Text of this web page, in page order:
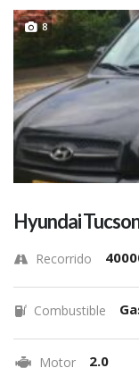
8
Hyundai
Recorrido
Combustible
Motor 2.0